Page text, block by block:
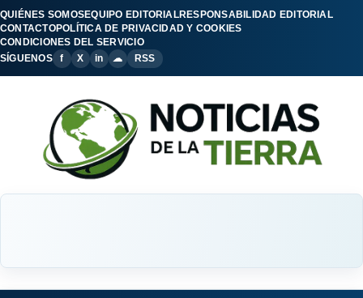
QUIÉNES SOMOSEQUIPO EDITORIALRESPONSABILIDAD EDITORIAL
CONTACTOPOLÍTICA DE PRIVACIDAD Y COOKIES
CONDICIONES DEL SERVICIO
SÍGUENOS
f X in ☁ RSS